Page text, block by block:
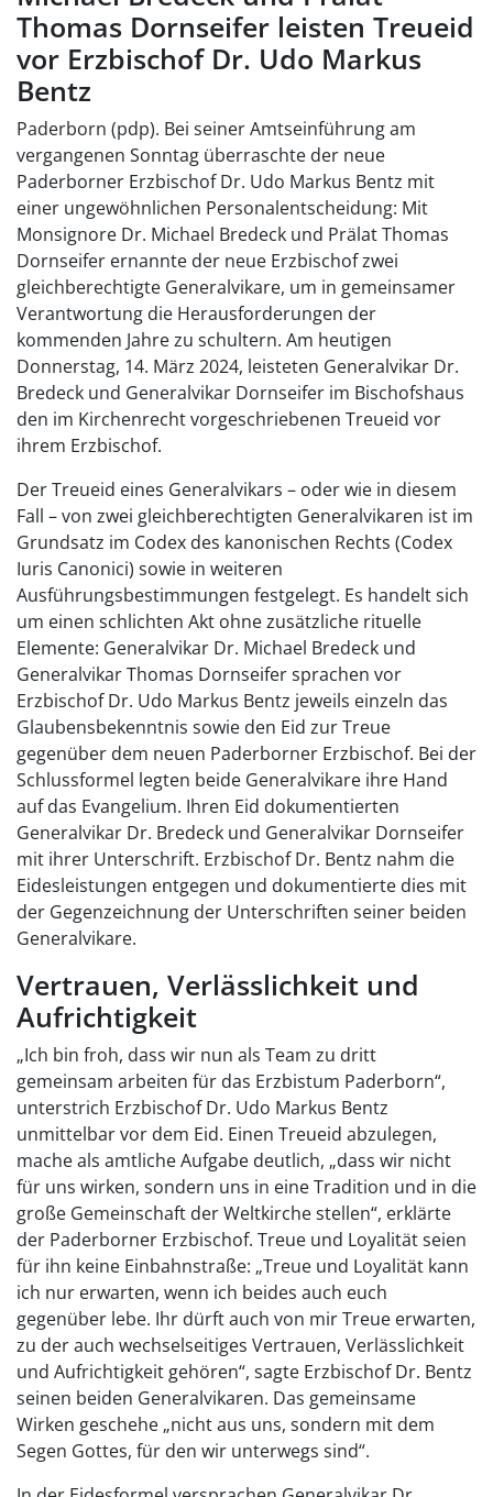
Thomas Dornseifer leisten Treueid
vor Erzbischof Dr. Udo Markus
Bentz
Paderborn (pdp). Bei seiner Amtseinführung am
vergangenen Sonntag überraschte der neue
Paderborner Erzbischof Dr. Udo Markus Bentz mit
einer ungewöhnlichen Personalentscheidung: Mit
Monsignore Dr. Michael Bredeck und Prälat Thomas
Dornseifer ernannte der neue Erzbischof zwei
gleichberechtigte Generalvikare, um in gemeinsamer
Verantwortung die Herausforderungen der
kommenden Jahre zu schultern. Am heutigen
Donnerstag, 14. März 2024, leisteten Generalvikar Dr.
Bredeck und Generalvikar Dornseifer im Bischofshaus
den im Kirchenrecht vorgeschriebenen Treueid vor
ihrem Erzbischof.
Der Treueid eines Generalvikars – oder wie in diesem
Fall – von zwei gleichberechtigten Generalvikaren ist im
Grundsatz im Codex des kanonischen Rechts (Codex
Iuris Canonici) sowie in weiteren
Ausführungsbestimmungen festgelegt. Es handelt sich
um einen schlichten Akt ohne zusätzliche rituelle
Elemente: Generalvikar Dr. Michael Bredeck und
Generalvikar Thomas Dornseifer sprachen vor
Erzbischof Dr. Udo Markus Bentz jeweils einzeln das
Glaubensbekenntnis sowie den Eid zur Treue
gegenüber dem neuen Paderborner Erzbischof. Bei der
Schlussformel legten beide Generalvikare ihre Hand
auf das Evangelium. Ihren Eid dokumentierten
Generalvikar Dr. Bredeck und Generalvikar Dornseifer
mit ihrer Unterschrift. Erzbischof Dr. Bentz nahm die
Eidesleistungen entgegen und dokumentierte dies mit
der Gegenzeichnung der Unterschriften seiner beiden
Generalvikare.
Vertrauen, Verlässlichkeit und
Aufrichtigkeit
„Ich bin froh, dass wir nun als Team zu dritt
gemeinsam arbeiten für das Erzbistum Paderborn“,
unterstrich Erzbischof Dr. Udo Markus Bentz
unmittelbar vor dem Eid. Einen Treueid abzulegen,
mache als amtliche Aufgabe deutlich, „dass wir nicht
für uns wirken, sondern uns in eine Tradition und in die
große Gemeinschaft der Weltkirche stellen“, erklärte
der Paderborner Erzbischof. Treue und Loyalität seien
für ihn keine Einbahnstraße: „Treue und Loyalität kann
ich nur erwarten, wenn ich beides auch euch
gegenüber lebe. Ihr dürft auch von mir Treue erwarten,
zu der auch wechselseitiges Vertrauen, Verlässlichkeit
und Aufrichtigkeit gehören“, sagte Erzbischof Dr. Bentz
seinen beiden Generalvikaren. Das gemeinsame
Wirken geschehe „nicht aus uns, sondern mit dem
Segen Gottes, für den wir unterwegs sind“.